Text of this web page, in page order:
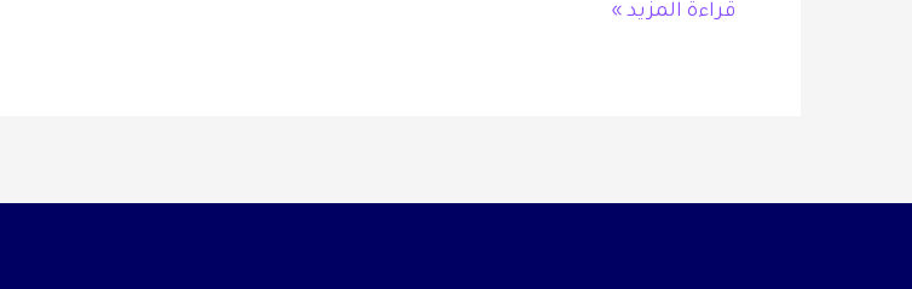
قراءة المزيد »